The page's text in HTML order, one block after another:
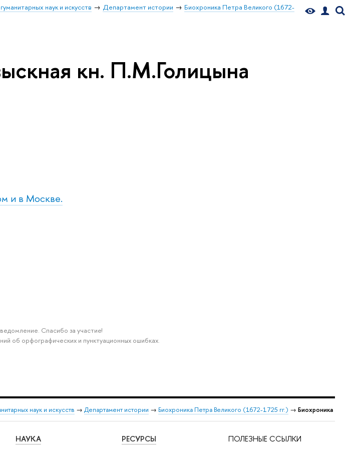
наук и искусств Департамент истории
Биохроника Петра Великого (1672-
кн. П.М.Голицына
и в Москве.
Спасибо за участие!
об орфографических и пунктуационных ошибках.
наук и искусств → Департамент истории → Биохроника Петра Великого (1672-1725 гг.) → Биохроника
НАУКА РЕСУРСЫ ПОЛЕЗНЫЕ ССЫЛКИ